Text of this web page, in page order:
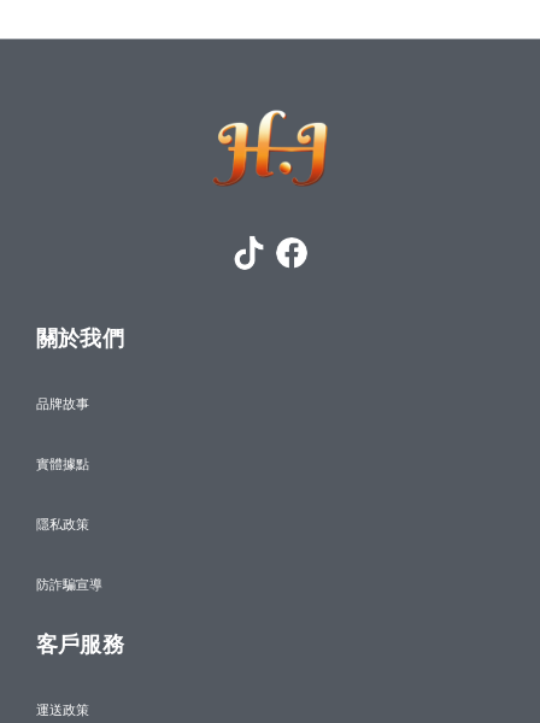
關於我們
品牌故事
實體據點
隱私政策
防詐騙宣導
客戶服務
運送政策